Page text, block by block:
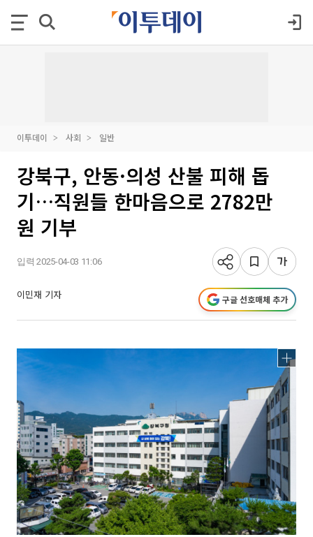
이투데이 사회 일반
강북구, 안동·의성 산불 피해 돕
기…직원들 한마음으로 2782만
원 기부
입력 2025-04-03 11:06
이민재 기자 구글 선호매체 추가